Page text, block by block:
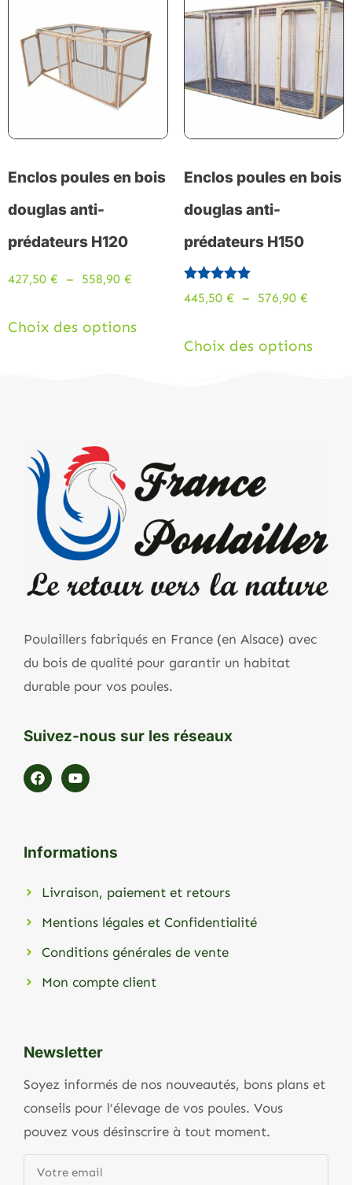
Enclos poules en bois
douglas anti-
prédateurs H120
427,50 € – 558,90 €
Choix des options
Enclos poules en bois
douglas anti-
prédateurs H150
Note
5.00
445,50 € – 576,90 €
Choix des options
Poulaillers fabriqués en France (en Alsace) avec
du bois de qualité pour garantir un habitat
durable pour vos poules.
Suivez-nous sur les réseaux
Informations
Livraison, paiement et retours
Mentions légales et Confidentialité
Conditions générales de vente
Mon compte client
Newsletter
Soyez informés de nos nouveautés, bons plans et
conseils pour l’élevage de vos poules. Vous
pouvez vous désinscrire à tout moment.